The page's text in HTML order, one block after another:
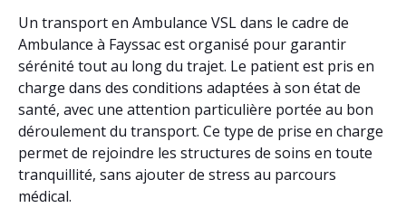
Un transport en Ambulance VSL dans le cadre de
Ambulance à Fayssac est organisé pour garantir
sérénité tout au long du trajet. Le patient est pris en
charge dans des conditions adaptées à son état de
santé, avec une attention particulière portée au bon
déroulement du transport. Ce type de prise en charge
permet de rejoindre les structures de soins en toute
tranquillité, sans ajouter de stress au parcours
médical.